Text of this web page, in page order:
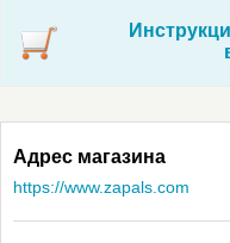
Адрес магазина
https://www.zapals.com